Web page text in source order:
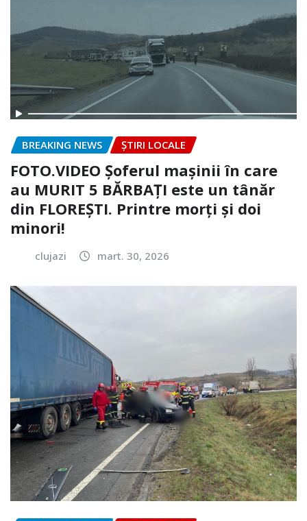
BREAKING NEWS ȘTIRI LOCALE
FOTO.VIDEO Șoferul mașinii în care
au MURIT 5 BĂRBAȚI este un tânăr
din FLOREȘTI. Printre morți și doi
minori!
clujazi mart. 30, 2026